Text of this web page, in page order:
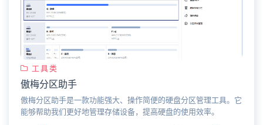
工具类
傲梅分区助手
傲梅分区助手是一款功能强大、操作简便的硬盘分区管理工具。它
能够帮助我们更好地管理存储设备，提高硬盘的使用效率。